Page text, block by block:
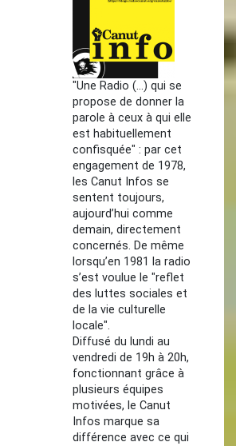
"Une Radio (…) qui se
propose de donner la
parole à ceux à qui elle
est habituellement
confisquée" : par cet
engagement de 1978,
les Canut Infos se
sentent toujours,
aujourd’hui comme
demain, directement
concernés. De même
lorsqu’en 1981 la radio
s’est voulue le "reflet
des luttes sociales et
de la vie culturelle
locale".
Diffusé du lundi au
vendredi de 19h à 20h,
fonctionnant grâce à
plusieurs équipes
motivées, le Canut
Infos marque sa
différence avec ce qui